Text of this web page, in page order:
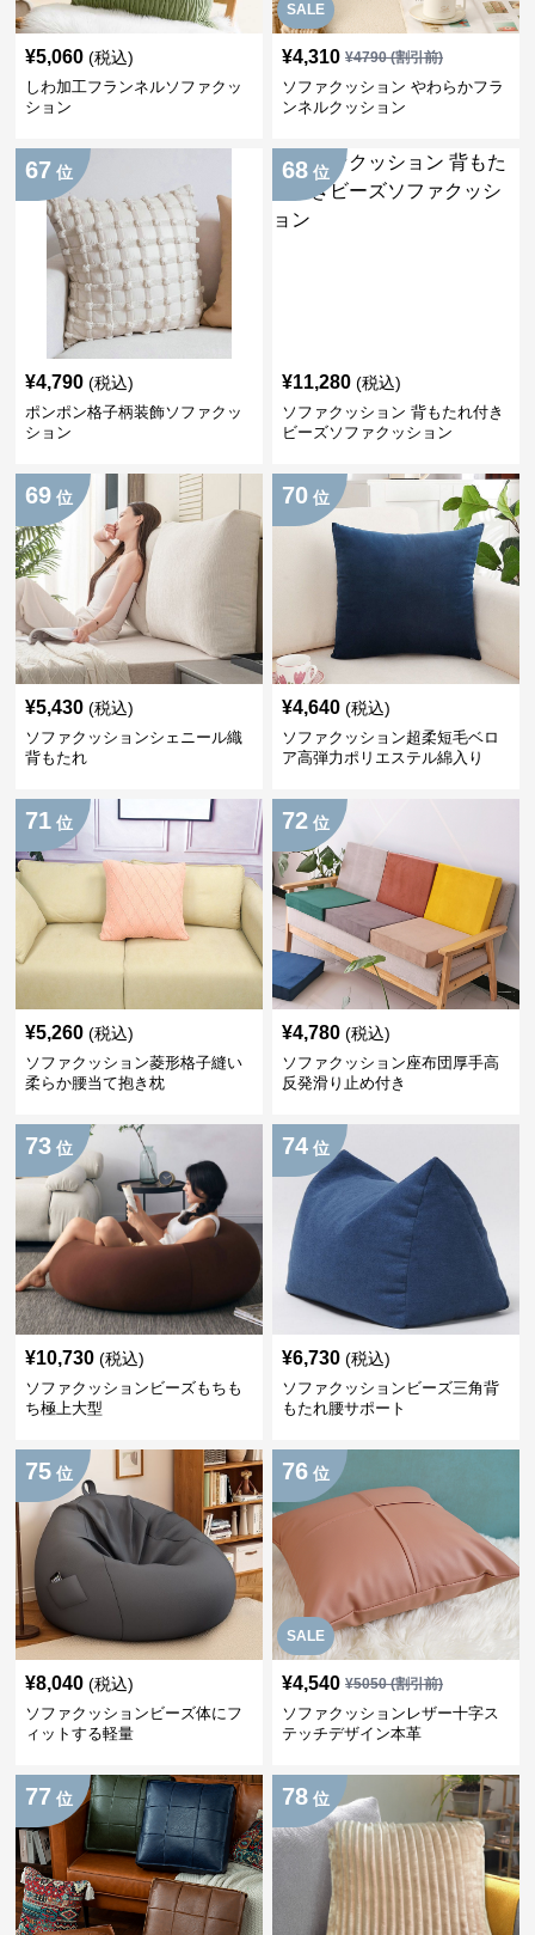
¥5,060 (税込)
しわ加工フランネルソファクッ
ション
SALE
¥4,310 ¥4790(割引前)
ソファクッション やわらかフラ
ンネルクッション
67 位
¥4,790 (税込)
ポンポン格子柄装飾ソファクッ
ション
68 位
¥11,280 (税込)
ソファクッション 背もたれ付き
ビーズソファクッション
69 位
¥5,430 (税込)
ソファクッションシェニール織
背もたれ
70 位
¥4,640 (税込)
ソファクッション超柔短毛ベロ
ア高弾力ポリエステル綿入り
71 位
¥5,260 (税込)
ソファクッション菱形格子縫い
柔らか腰当て抱き枕
72 位
¥4,780 (税込)
ソファクッション座布団厚手高
反発滑り止め付き
73 位
¥10,730 (税込)
ソファクッションビーズもちも
ち極上大型
74 位
¥6,730 (税込)
ソファクッションビーズ三角背
もたれ腰サポート
75 位
¥8,040 (税込)
ソファクッションビーズ体にフ
ィットする軽量
SALE
76 位
¥4,540 ¥5050(割引前)
ソファクッションレザー十字ス
テッチデザイン本革
77 位 78 位